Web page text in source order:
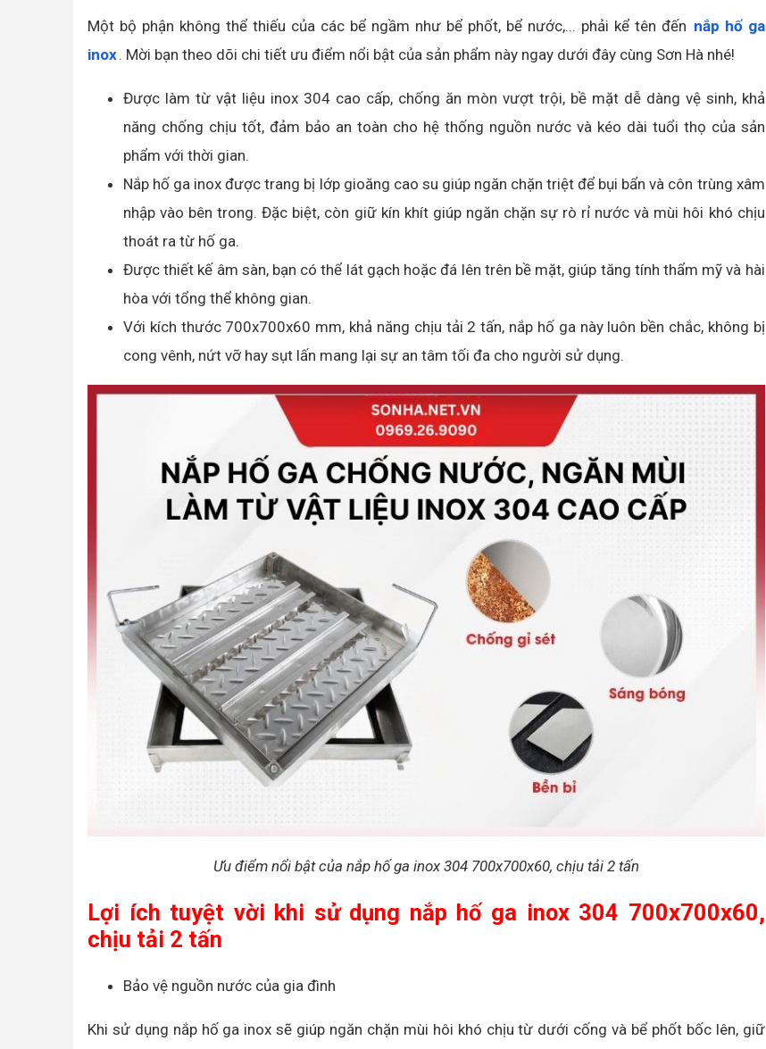
Một bộ phận không thể thiếu của các bể ngầm như bể phốt, bể nước,... phải kể tên đến nắp hố ga
inox. Mời bạn theo dõi chi tiết ưu điểm nổi bật của sản phẩm này ngay dưới đây cùng Sơn Hà nhé!
Được làm từ vật liệu inox 304 cao cấp, chống ăn mòn vượt trội, bề mặt dễ dàng vệ sinh, khả
năng chống chịu tốt, đảm bảo an toàn cho hệ thống nguồn nước và kéo dài tuổi thọ của sản
phẩm với thời gian.
Nắp hố ga inox được trang bị lớp gioăng cao su giúp ngăn chặn triệt để bụi bẩn và côn trùng xâm
nhập vào bên trong. Đặc biệt, còn giữ kín khít giúp ngăn chặn sự rò rỉ nước và mùi hôi khó chịu
thoát ra từ hố ga.
Được thiết kế âm sàn, bạn có thể lát gạch hoặc đá lên trên bề mặt, giúp tăng tính thẩm mỹ và hài
hòa với tổng thể không gian.
Với kích thước 700x700x60 mm, khả năng chịu tải 2 tấn, nắp hố ga này luôn bền chắc, không bị
cong vênh, nứt vỡ hay sụt lấn mang lại sự an tâm tối đa cho người sử dụng.
Ưu điểm nổi bật của nắp hố ga inox 304 700x700x60, chịu tải 2 tấn
Lợi ích tuyệt vời khi sử dụng nắp hố ga inox 304 700x700x60,
chịu tải 2 tấn
Bảo vệ nguồn nước của gia đình
Khi sử dụng nắp hố ga inox sẽ giúp ngăn chặn mùi hôi khó chịu từ dưới cống và bể phốt bốc lên, giữ